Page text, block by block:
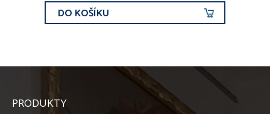
DO KOŠÍKU
PRODUKTY